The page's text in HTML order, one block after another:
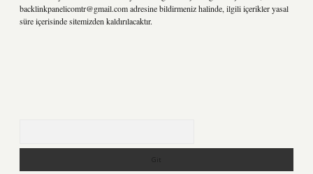
backlinkpanelicomtr@gmail.comadresine bildirmeniz halinde, ilgili içerikler yasal
süre içerisinde sitemizden kaldırılacaktır.